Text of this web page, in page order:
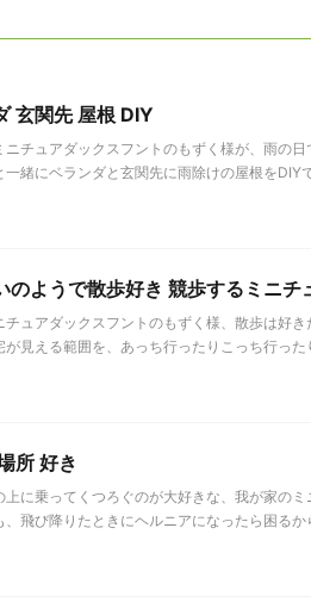
玄関先 屋根 DIY
ニチュアダックスフントのもずく様が、雨の
一緒にベランダと玄関先に雨除けの屋根を
のようで散歩好き 競歩するミニチ
チュアダックスフントのもずく様、散歩は好
が見える範囲を、あっち行ったりこっち行っ
所 好き
上に乗ってくつろぐのが大好きな、我が家の
、飛び降りたときにヘルニアになったら困る